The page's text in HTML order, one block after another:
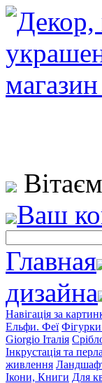
Ваш
Главная
дизайна
Навігація за
Ельфи. Феї
Giorgio Італія
Інкрустація та
живлення
Ікони, Книги Для